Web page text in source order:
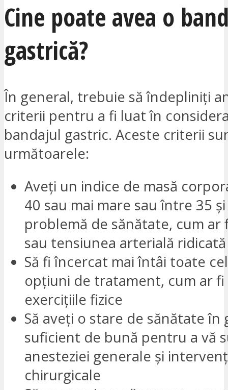
Cine poate avea o
gastrică?
În general, trebuie să îndepliniți
criterii pentru a fi luat în
bandajul gastric. Aceste criterii
următoarele:
Aveți un indice de masă
40 sau mai mare sau între 35
problemă de sănătate, cum ar
sau tensiunea arterială ridicată
Să fi încercat mai întâi toate
opțiuni de tratament, cum ar fi
exercițiile fizice
Să aveți o stare de sănătate în
suficient de bună pentru a vă
anesteziei generale și
chirurgicale